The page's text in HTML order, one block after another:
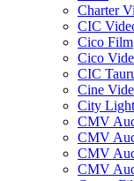
Charter
CIC
Cico Film
Cico
CIC
Cine
City
CMV
CMV
CMV
CMV